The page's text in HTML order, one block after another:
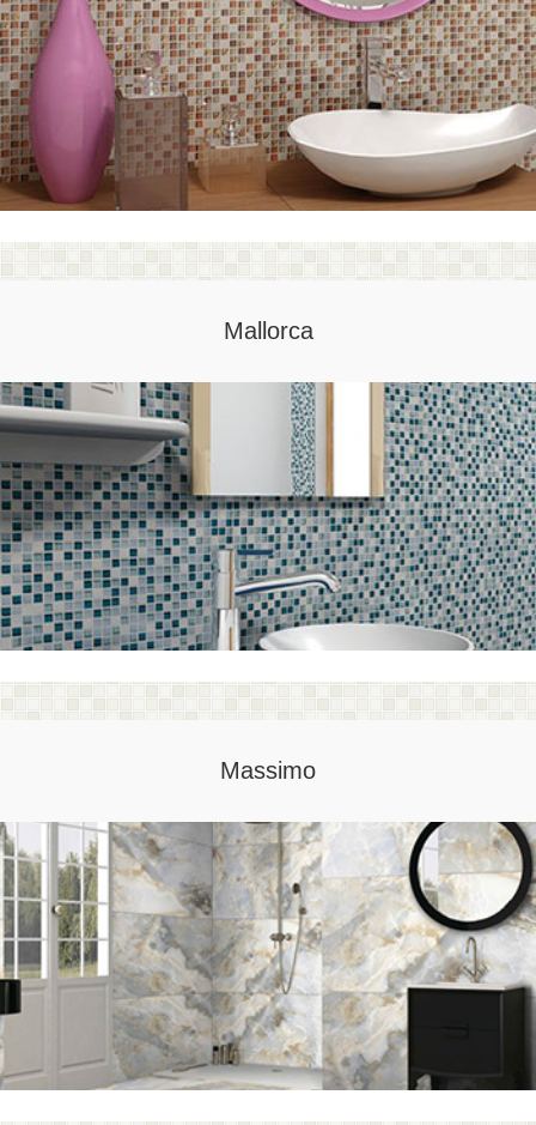
Mallorca
Massimo